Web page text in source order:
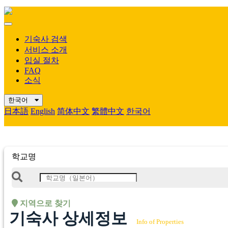
Mobile
기숙사 검색
서비스 소개
입실 절차
FAQ
소식
한국어
日本語 English 简体中文 繁體中文 한국어
학교명
지역으로 찾기
기숙사 상세정보 Info of Properties